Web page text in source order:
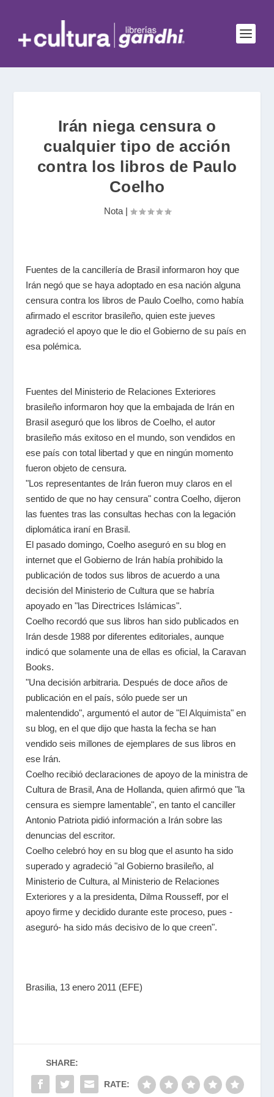
Irán niega censura o
cualquier tipo de acción
contra los libros de Paulo
Coelho
Nota|
Fuentes de la cancillería de Brasil informaron hoy que
Irán negó que se haya adoptado en esa nación alguna
censura contra los libros de Paulo Coelho, como había
afirmado el escritor brasileño, quien este jueves
agradeció el apoyo que le dio el Gobierno de su país en
esa polémica.
Fuentes del Ministerio de Relaciones Exteriores
brasileño informaron hoy que la embajada de Irán en
Brasil aseguró que los libros de Coelho, el autor
brasileño más exitoso en el mundo, son vendidos en
ese país con total libertad y que en ningún momento
fueron objeto de censura.
"Los representantes de Irán fueron muy claros en el
sentido de que no hay censura" contra Coelho, dijeron
las fuentes tras las consultas hechas con la legación
diplomática iraní en Brasil.
El pasado domingo, Coelho aseguró en su blog en
internet que el Gobierno de Irán había prohibido la
publicación de todos sus libros de acuerdo a una
decisión del Ministerio de Cultura que se habría
apoyado en "las Directrices Islámicas".
Coelho recordó que sus libros han sido publicados en
Irán desde 1988 por diferentes editoriales, aunque
indicó que solamente una de ellas es oficial, la Caravan
Books.
"Una decisión arbitraria. Después de doce años de
publicación en el país, sólo puede ser un
malentendido", argumentó el autor de "El Alquimista" en
su blog, en el que dijo que hasta la fecha se han
vendido seis millones de ejemplares de sus libros en
ese Irán.
Coelho recibió declaraciones de apoyo de la ministra de
Cultura de Brasil, Ana de Hollanda, quien afirmó que "la
censura es siempre lamentable", en tanto el canciller
Antonio Patriota pidió información a Irán sobre las
denuncias del escritor.
Coelho celebró hoy en su blog que el asunto ha sido
superado y agradeció "al Gobierno brasileño, al
Ministerio de Cultura, al Ministerio de Relaciones
Exteriores y a la presidenta, Dilma Rousseff, por el
apoyo firme y decidido durante este proceso, pues -
aseguró- ha sido más decisivo de lo que creen".
Brasilia, 13 enero 2011 (EFE)
SHARE:
RATE: